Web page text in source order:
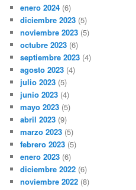
enero 2024 (6)
diciembre 2023 (5)
noviembre 2023 (5)
octubre 2023 (6)
septiembre 2023 (4)
agosto 2023 (4)
julio 2023 (5)
junio 2023 (4)
mayo 2023 (5)
abril 2023 (9)
marzo 2023 (5)
febrero 2023 (5)
enero 2023 (6)
diciembre 2022 (6)
noviembre 2022 (8)